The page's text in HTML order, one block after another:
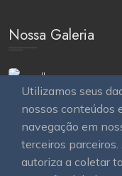
Utilizamos seus
nossos conteúdos
navegação em
terceiros
autoriza a coletar
Nossa Galeria